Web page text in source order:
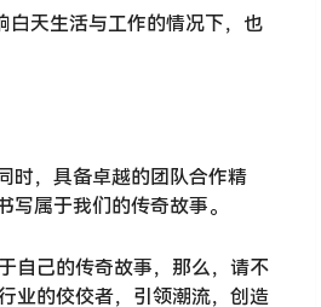
白天生活与工作的情况下，也
时，具备卓越的团队合作精
属于我们的传奇故事。
自己的传奇故事，那么，请不
业的佼佼者，引领潮流，创造